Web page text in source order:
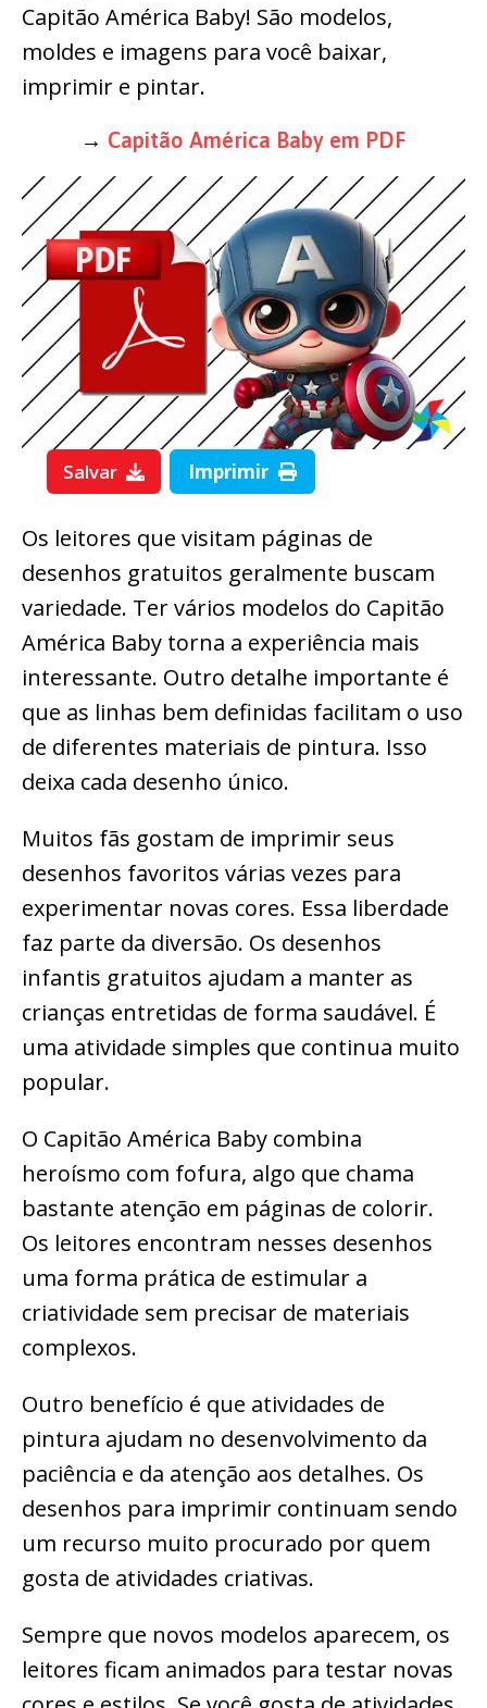
Capitão América Baby! São modelos,
moldes e imagens para você baixar,
imprimir e pintar.
→ Capitão América Baby em PDF
Salvar Imprimir
Os leitores que visitam páginas de
desenhos gratuitos geralmente buscam
variedade. Ter vários modelos do Capitão
América Baby torna a experiência mais
interessante. Outro detalhe importante é
que as linhas bem definidas facilitam o uso
de diferentes materiais de pintura. Isso
deixa cada desenho único.
Muitos fãs gostam de imprimir seus
desenhos favoritos várias vezes para
experimentar novas cores. Essa liberdade
faz parte da diversão. Os desenhos
infantis gratuitos ajudam a manter as
crianças entretidas de forma saudável. É
uma atividade simples que continua muito
popular.
O Capitão América Baby combina
heroísmo com fofura, algo que chama
bastante atenção em páginas de colorir.
Os leitores encontram nesses desenhos
uma forma prática de estimular a
criatividade sem precisar de materiais
complexos.
Outro benefício é que atividades de
pintura ajudam no desenvolvimento da
paciência e da atenção aos detalhes. Os
desenhos para imprimir continuam sendo
um recurso muito procurado por quem
gosta de atividades criativas.
Sempre que novos modelos aparecem, os
leitores ficam animados para testar novas